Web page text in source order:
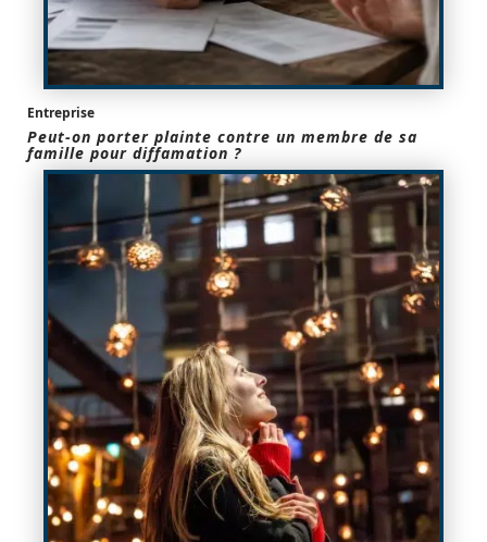
Entreprise
Peut-on porter plainte contre un membre de sa
famille pour diffamation ?